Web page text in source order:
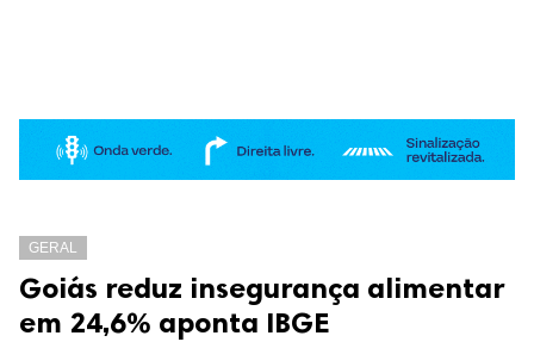
GERAL
Goiás reduz insegurança alimentar
em 24,6% aponta IBGE